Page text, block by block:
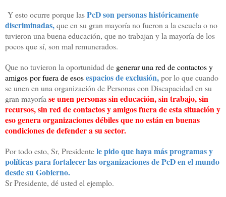
Y esto ocurre porque lasPcD son personas históricamente
discriminadas,que en su gran mayoría no fueron a la escuela o no
tuvieron una buena educación, que no trabajan y la mayoría de los
pocos que sí, son mal remunerados.
Que no tuvieron la oportunidad de generar una red de contactos y
amigos por fuera de esosespacios de exclusión,por lo que cuando
se unen en una organización de Personas con Discapacidad en su
gran mayoría se unen personas sin educación, sin trabajo, sin
recursos, sin red de contactos y amigos fuera de esta situación y
eso genera organizaciones débiles que no están en buenas
condiciones de defender a su sector.
Por todo esto, Sr, Presidentele pido que haya más programas y
políticas para fortalecer las organizaciones de PcD en el mundo
desde su Gobierno.
Sr Presidente, dé usted el ejemplo.